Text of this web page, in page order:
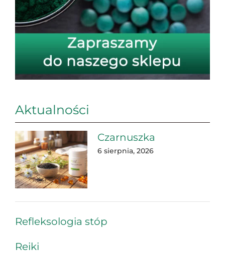
Aktualności
Czarnuszka
6 sierpnia, 2026
Refleksologia stóp
Reiki